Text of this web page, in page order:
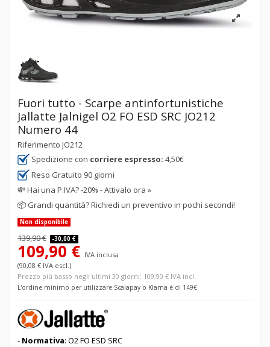
Fuori tutto - Scarpe antinfortunistiche
Jallatte Jalnigel O2 FO ESD SRC JO212
Numero 44
Riferimento JO212
Spedizione con corriere espresso: 4,50€
Reso Gratuito 90 giorni
💸Hai una P.IVA? -20% - Attivalo ora »
📦 Grandi quantità? Richiedi un preventivo in pochi secondi!
Non disponibile
139,90 € -30,00 €
109,90 € IVA inclusa
(90,08 € IVA escl.)
Prezzo più basso negli ultimi 30 giorni: 109,90 € IVA incl.
L'ordine minimo per utilizzare Scalapay o Klarna è di 149€
- Normativa: O2 FO ESD SRC